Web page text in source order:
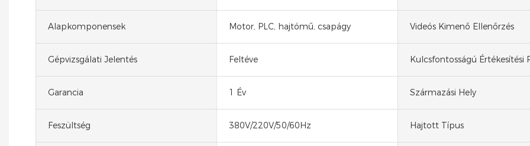
Alapkomponensek Motor, PLC, hajtómű, csapágy Videós Kimenő Ellenőrzés
Gépvizsgálati Jelentés Feltéve Kulcsfontosságú Értékesítési
Garancia 1 Év Származási Hely
Feszültség 380V/220V/50/60Hz Hajtott Típus